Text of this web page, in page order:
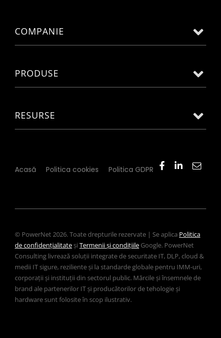
COMPANIE
PRODUSE
RESURSE
Acasă Politica cookies Politica GDPR
© PowerNet 2026. Toate drepturile rezervate | Se aplica Politica
de confidențialitateși Termenii și condițiileGoogle. PowerNet
Consulting livrează soluții integrate de securitate IT, DLP, cloud &
medii IT sigure, reziliente și la standarde globale pentru IMM-uri,
corporații și instituții din sectorul public. Mărcile și însemnele de
brand ale partenerilor IT și producătorilor de tehologie și
hardware sunt folosite în scop ilustrativ.